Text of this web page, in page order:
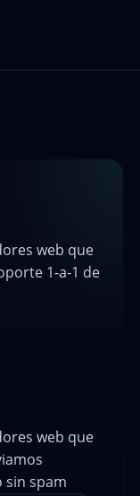
web que
1-a-1 de
web que
sin spam